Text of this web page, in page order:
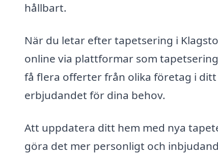
hållbart.
När du letar efter tapetsering i
online via plattformar som
få flera offerter från olika företag i
erbjudandet för dina behov.
Att uppdatera ditt hem med nya
göra det mer personligt och